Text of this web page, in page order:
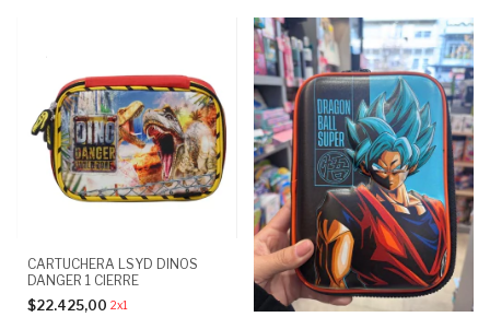
CARTUCHERA LSYD DINOS
DANGER 1 CIERRE
$22.425,00 2x1